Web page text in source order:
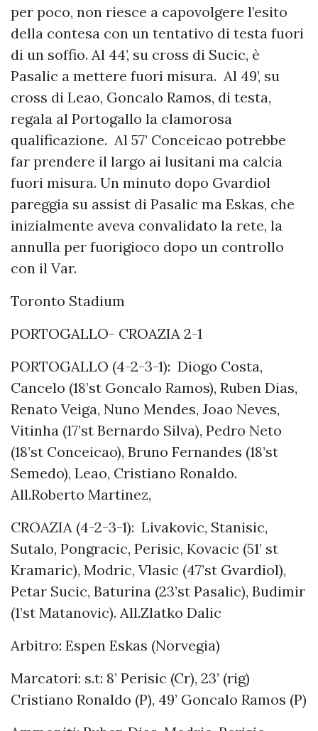
per poco, non riesce a capovolgere l’esito
della contesa con un tentativo di testa fuori
di un soffio. Al 44’, su cross di Sucic, è
Pasalic a mettere fuori misura. Al 49’, su
cross di Leao, Goncalo Ramos, di testa,
regala al Portogallo la clamorosa
qualificazione. Al 57’ Conceicao potrebbe
far prendere il largo ai lusitani ma calcia
fuori misura. Un minuto dopo Gvardiol
pareggia su assist di Pasalic ma Eskas, che
inizialmente aveva convalidato la rete, la
annulla per fuorigioco dopo un controllo
con il Var.
Toronto Stadium
PORTOGALLO- CROAZIA 2-1
PORTOGALLO (4-2-3-1): Diogo Costa,
Cancelo (18’st Goncalo Ramos), Ruben Dias,
Renato Veiga, Nuno Mendes, Joao Neves,
Vitinha (17’st Bernardo Silva), Pedro Neto
(18’st Conceicao), Bruno Fernandes (18’st
Semedo), Leao, Cristiano Ronaldo.
All.Roberto Martinez,
CROAZIA (4-2-3-1): Livakovic, Stanisic,
Sutalo, Pongracic, Perisic, Kovacic (51’ st
Kramaric), Modric, Vlasic (47’st Gvardiol),
Petar Sucic, Baturina (23’st Pasalic), Budimir
(1’st Matanovic). All.Zlatko Dalic
Arbitro: Espen Eskas (Norvegia)
Marcatori: s.t: 8’ Perisic (Cr), 23’ (rig)
Cristiano Ronaldo (P), 49’ Goncalo Ramos (P)